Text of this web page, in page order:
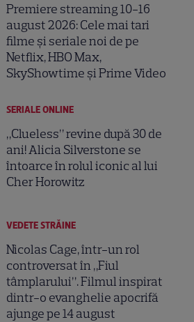
Premiere streaming 10-16
august 2026: Cele mai tari
filme și seriale noi de pe
Netflix, HBO Max,
SkyShowtime și Prime Video
SERIALE ONLINE
„Clueless” revine după 30 de
ani! Alicia Silverstone se
întoarce în rolul iconic al lui
Cher Horowitz
VEDETE STRĂINE
Nicolas Cage, într-un rol
controversat în „Fiul
tâmplarului”. Filmul inspirat
dintr-o evanghelie apocrifă
ajunge pe 14 august